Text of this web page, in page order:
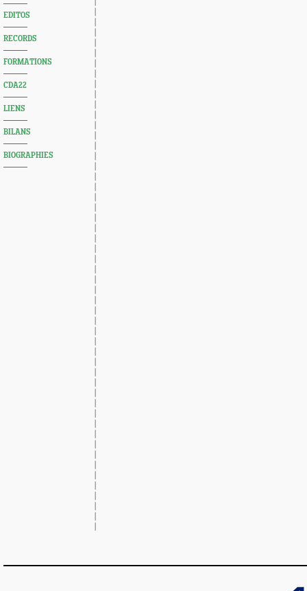
EDITOS
RECORDS
FORMATIONS
CDA22
LIENS
BILANS
BIOGRAPHIES